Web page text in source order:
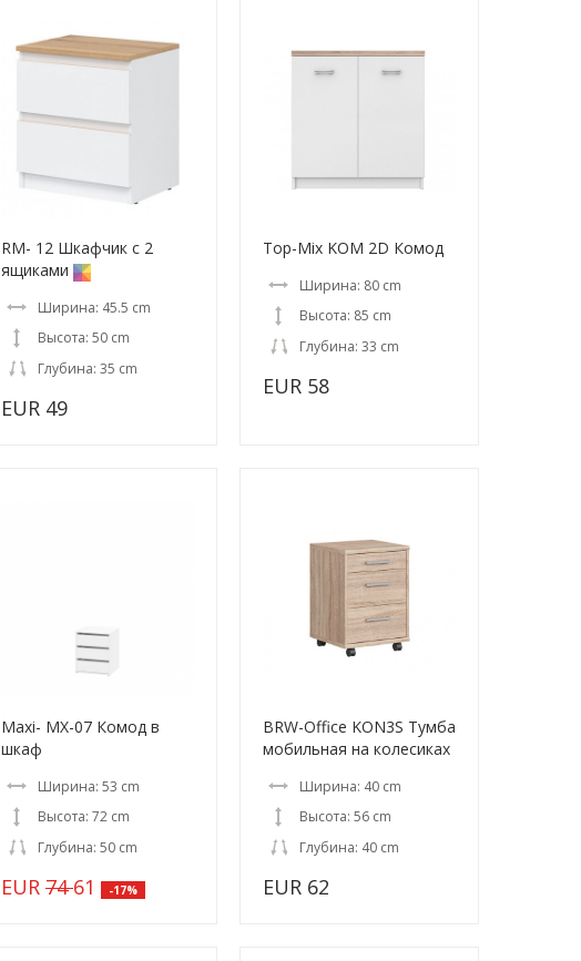
RM- 12 Шкафчик с 2
ящиками
Ширина: 45.5 cm
Высота: 50 cm
Глубина: 35 cm
EUR 49
Top-Mix KOM 2D Комод
Ширина: 80 cm
Высота: 85 cm
Глубина: 33 cm
EUR 58
Maxi- MX-07 Комод в
шкаф
Ширина: 53 cm
Высота: 72 cm
Глубина: 50 cm
EUR 7461 -17%
BRW-Office KON3S Тумба
мобильная на колесиках
Ширина: 40 cm
Высота: 56 cm
Глубина: 40 cm
EUR 62